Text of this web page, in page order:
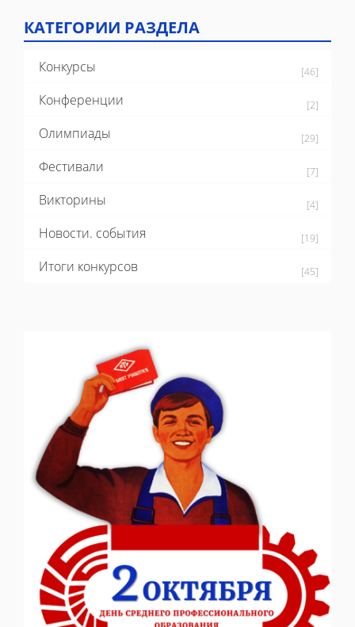
КАТЕГОРИИ РАЗДЕЛА
Конкурсы [46]
Конференции [2]
Олимпиады [29]
Фестивали [7]
Викторины [4]
Новости. события [19]
Итоги конкурсов [45]